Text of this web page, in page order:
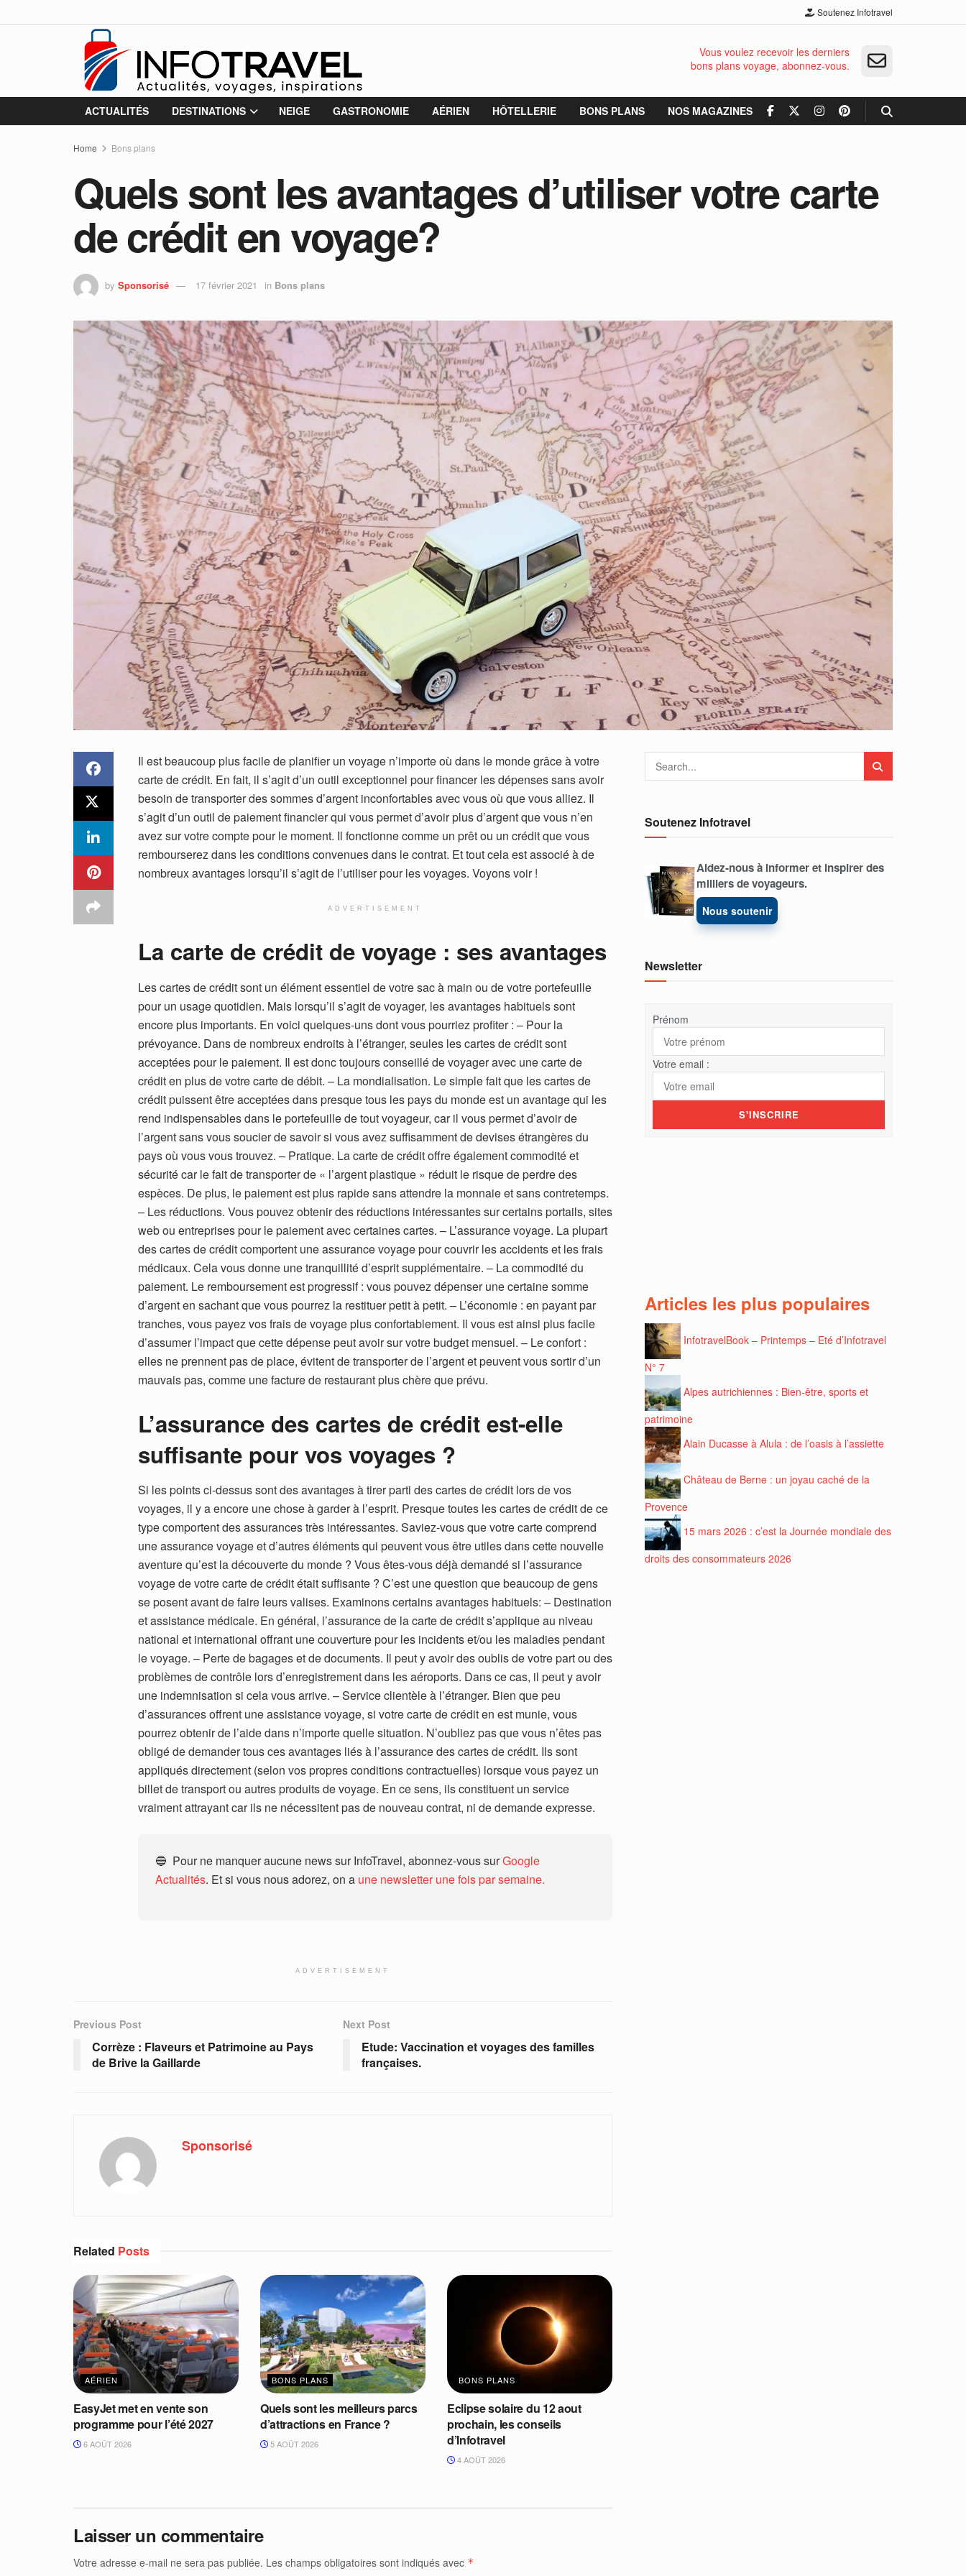
Soutenez Infotravel
Vous voulez recevoir les derniers
bons plans voyage, abonnez-vous.
ACTUALITÉS DESTINATIONS NEIGE GASTRONOMIE AÉRIEN HÔTELLERIE BONS PLANS NOS MAGAZINES
Home Bons plans
Quels sont les avantages d’utiliser votre carte
de crédit en voyage?
by Sponsorisé 17 février 2021 in Bons plans
Il est beaucoup plus facile de planifier un voyage n’importe où dans le monde grâce à votre
carte de crédit. En fait, il s’agit d’un outil exceptionnel pour financer les dépenses sans avoir
besoin de transporter des sommes d’argent inconfortables avec vous où que vous alliez. Il
s’agit d’un outil de paiement financier qui vous permet d’avoir plus d’argent que vous n’en
avez sur votre compte pour le moment. Il fonctionne comme un prêt ou un crédit que vous
rembourserez dans les conditions convenues dans le contrat. Et tout cela est associé à de
nombreux avantages lorsqu’il s’agit de l’utiliser pour les voyages. Voyons voir !
ADVERTISEMENT
La carte de crédit de voyage : ses avantages
Les cartes de crédit sont un élément essentiel de votre sac à main ou de votre portefeuille
pour un usage quotidien. Mais lorsqu’il s’agit de voyager, les avantages habituels sont
encore plus importants. En voici quelques-uns dont vous pourriez profiter : – Pour la
prévoyance. Dans de nombreux endroits à l’étranger, seules les cartes de crédit sont
acceptées pour le paiement. Il est donc toujours conseillé de voyager avec une carte de
crédit en plus de votre carte de débit. – La mondialisation. Le simple fait que les cartes de
crédit puissent être acceptées dans presque tous les pays du monde est un avantage qui les
rend indispensables dans le portefeuille de tout voyageur, car il vous permet d’avoir de
l’argent sans vous soucier de savoir si vous avez suffisamment de devises étrangères du
pays où vous vous trouvez. – Pratique. La carte de crédit offre également commodité et
sécurité car le fait de transporter de « l’argent plastique » réduit le risque de perdre des
espèces. De plus, le paiement est plus rapide sans attendre la monnaie et sans contretemps.
– Les réductions. Vous pouvez obtenir des réductions intéressantes sur certains portails, sites
web ou entreprises pour le paiement avec certaines cartes. – L’assurance voyage. La plupart
des cartes de crédit comportent une assurance voyage pour couvrir les accidents et les frais
médicaux. Cela vous donne une tranquillité d’esprit supplémentaire. – La commodité du
paiement. Le remboursement est progressif : vous pouvez dépenser une certaine somme
d’argent en sachant que vous pourrez la restituer petit à petit. – L’économie : en payant par
tranches, vous payez vos frais de voyage plus confortablement. Il vous est ainsi plus facile
d’assumer l’impact que cette dépense peut avoir sur votre budget mensuel. – Le confort :
elles ne prennent pas de place, évitent de transporter de l’argent et peuvent vous sortir d’un
mauvais pas, comme une facture de restaurant plus chère que prévu.
L’assurance des cartes de crédit est-elle
suffisante pour vos voyages ?
Si les points ci-dessus sont des avantages à tirer parti des cartes de crédit lors de vos
voyages, il y a encore une chose à garder à l’esprit. Presque toutes les cartes de crédit de ce
type comportent des assurances très intéressantes. Saviez-vous que votre carte comprend
une assurance voyage et d’autres éléments qui peuvent vous être utiles dans cette nouvelle
aventure qu’est la découverte du monde ? Vous êtes-vous déjà demandé si l’assurance
voyage de votre carte de crédit était suffisante ? C’est une question que beaucoup de gens
se posent avant de faire leurs valises. Examinons certains avantages habituels: – Destination
et assistance médicale. En général, l’assurance de la carte de crédit s’applique au niveau
national et international offrant une couverture pour les incidents et/ou les maladies pendant
le voyage. – Perte de bagages et de documents. Il peut y avoir des oublis de votre part ou des
problèmes de contrôle lors d’enregistrement dans les aéroports. Dans ce cas, il peut y avoir
une indemnisation si cela vous arrive. – Service clientèle à l’étranger. Bien que peu
d’assurances offrent une assistance voyage, si votre carte de crédit en est munie, vous
pourrez obtenir de l’aide dans n’importe quelle situation. N’oubliez pas que vous n’êtes pas
obligé de demander tous ces avantages liés à l’assurance des cartes de crédit. Ils sont
appliqués directement (selon vos propres conditions contractuelles) lorsque vous payez un
billet de transport ou autres produits de voyage. En ce sens, ils constituent un service
vraiment attrayant car ils ne nécessitent pas de nouveau contrat, ni de demande expresse.
🔵 Pour ne manquer aucune news sur InfoTravel, abonnez-vous surGoogle
Actualités. Et si vous nous adorez, on a une newsletter une fois par semaine.
ADVERTISEMENT
Previous Post
Corrèze : Flaveurs et Patrimoine au Pays
de Brive la Gaillarde
Next Post
Etude: Vaccination et voyages des familles
françaises.
Sponsorisé
Related Posts
AÉRIEN
EasyJet met en vente son
programme pour l’été 2027
6 AOÛT 2026
BONS PLANS
Quels sont les meilleurs parcs
d’attractions en France ?
5 AOÛT 2026
BONS PLANS
Eclipse solaire du 12 aout
prochain, les conseils
d’Infotravel
4 AOÛT 2026
Laisser un commentaire
Votre adresse e-mail ne sera pas publiée. Les champs obligatoires sont indiqués avec *
Soutenez Infotravel
Aidez-nous à informer et inspirer des
milliers de voyageurs.
Nous soutenir
Newsletter
Prénom
Votre email :
Articles les plus populaires
InfotravelBook – Printemps – Eté d’Infotravel
N° 7
Alpes autrichiennes : Bien-être, sports et
patrimoine
Alain Ducasse à Alula : de l’oasis à l’assiette
Château de Berne : un joyau caché de la
Provence
15 mars 2026 : c’est la Journée mondiale des
droits des consommateurs 2026